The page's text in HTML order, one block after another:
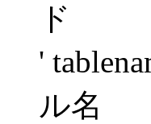
ド
'
ル名